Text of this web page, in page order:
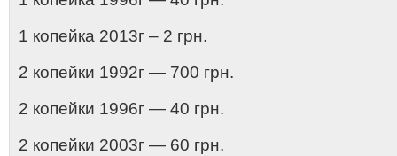
1 копейка 2013г – 2 грн.
2 копейки 1992г — 700 грн.
2 копейки 1996г — 40 грн.
2 копейки 2003г — 60 грн.